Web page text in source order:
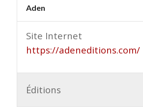
Aden
Site Internet
https://adeneditions.com/
Éditions